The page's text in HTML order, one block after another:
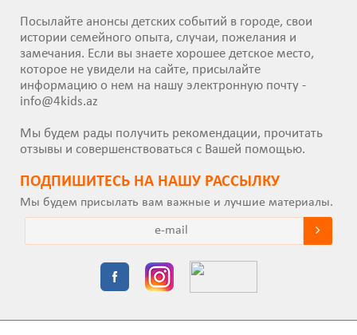
Посылайте анонсы детских событий в городе, свои
истории семейного опыта, случаи, пожелания и
замечания. Если вы знаете хорошее детское место,
которое не увидели на сайте, присылайте
информацию о нем на нашу электронную почту -
info@4kids.az
Мы будем рады получить рекомендации, прочитать
отзывы и совершенствоваться с Вашей помощью.
ПОДПИШИТEСЬ НА НАШУ РАССЫЛКУ
Мы будем присылать вам важные и лучшие материалы.